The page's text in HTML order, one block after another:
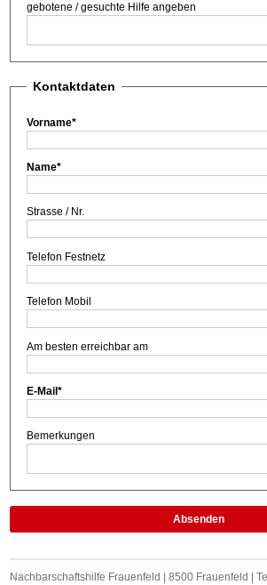
gebotene / gesuchte Hilfe angeben
Kontaktdaten
Vorname*
Name*
Strasse / Nr.
Telefon Festnetz
Telefon Mobil
Am besten erreichbar am
E-Mail*
Bemerkungen
Absenden
Nachbarschaftshilfe Frauenfeld | 8500 Frauenfeld |